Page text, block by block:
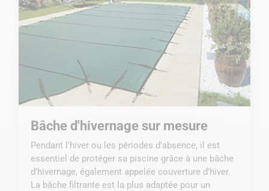
Bâche d'hivernage sur mesure
Pendant l'hiver ou les périodes d'absence, il est
essentiel de protéger sa piscine grâce à une bâche
d'hivernage, également appelée couverture d'hiver.
La bâche filtrante est la plus adaptée pour un